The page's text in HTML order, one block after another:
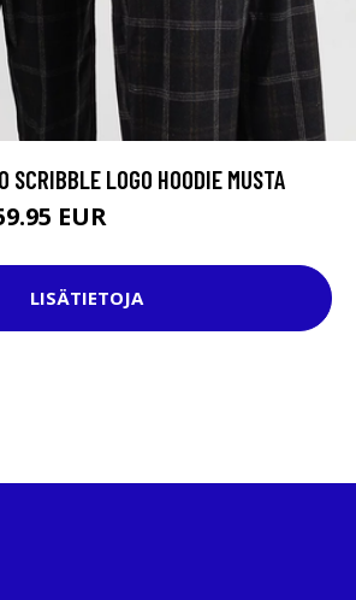
SCRIBBLE LOGO HOODIE MUSTA
EUR
LISÄTIETOJA